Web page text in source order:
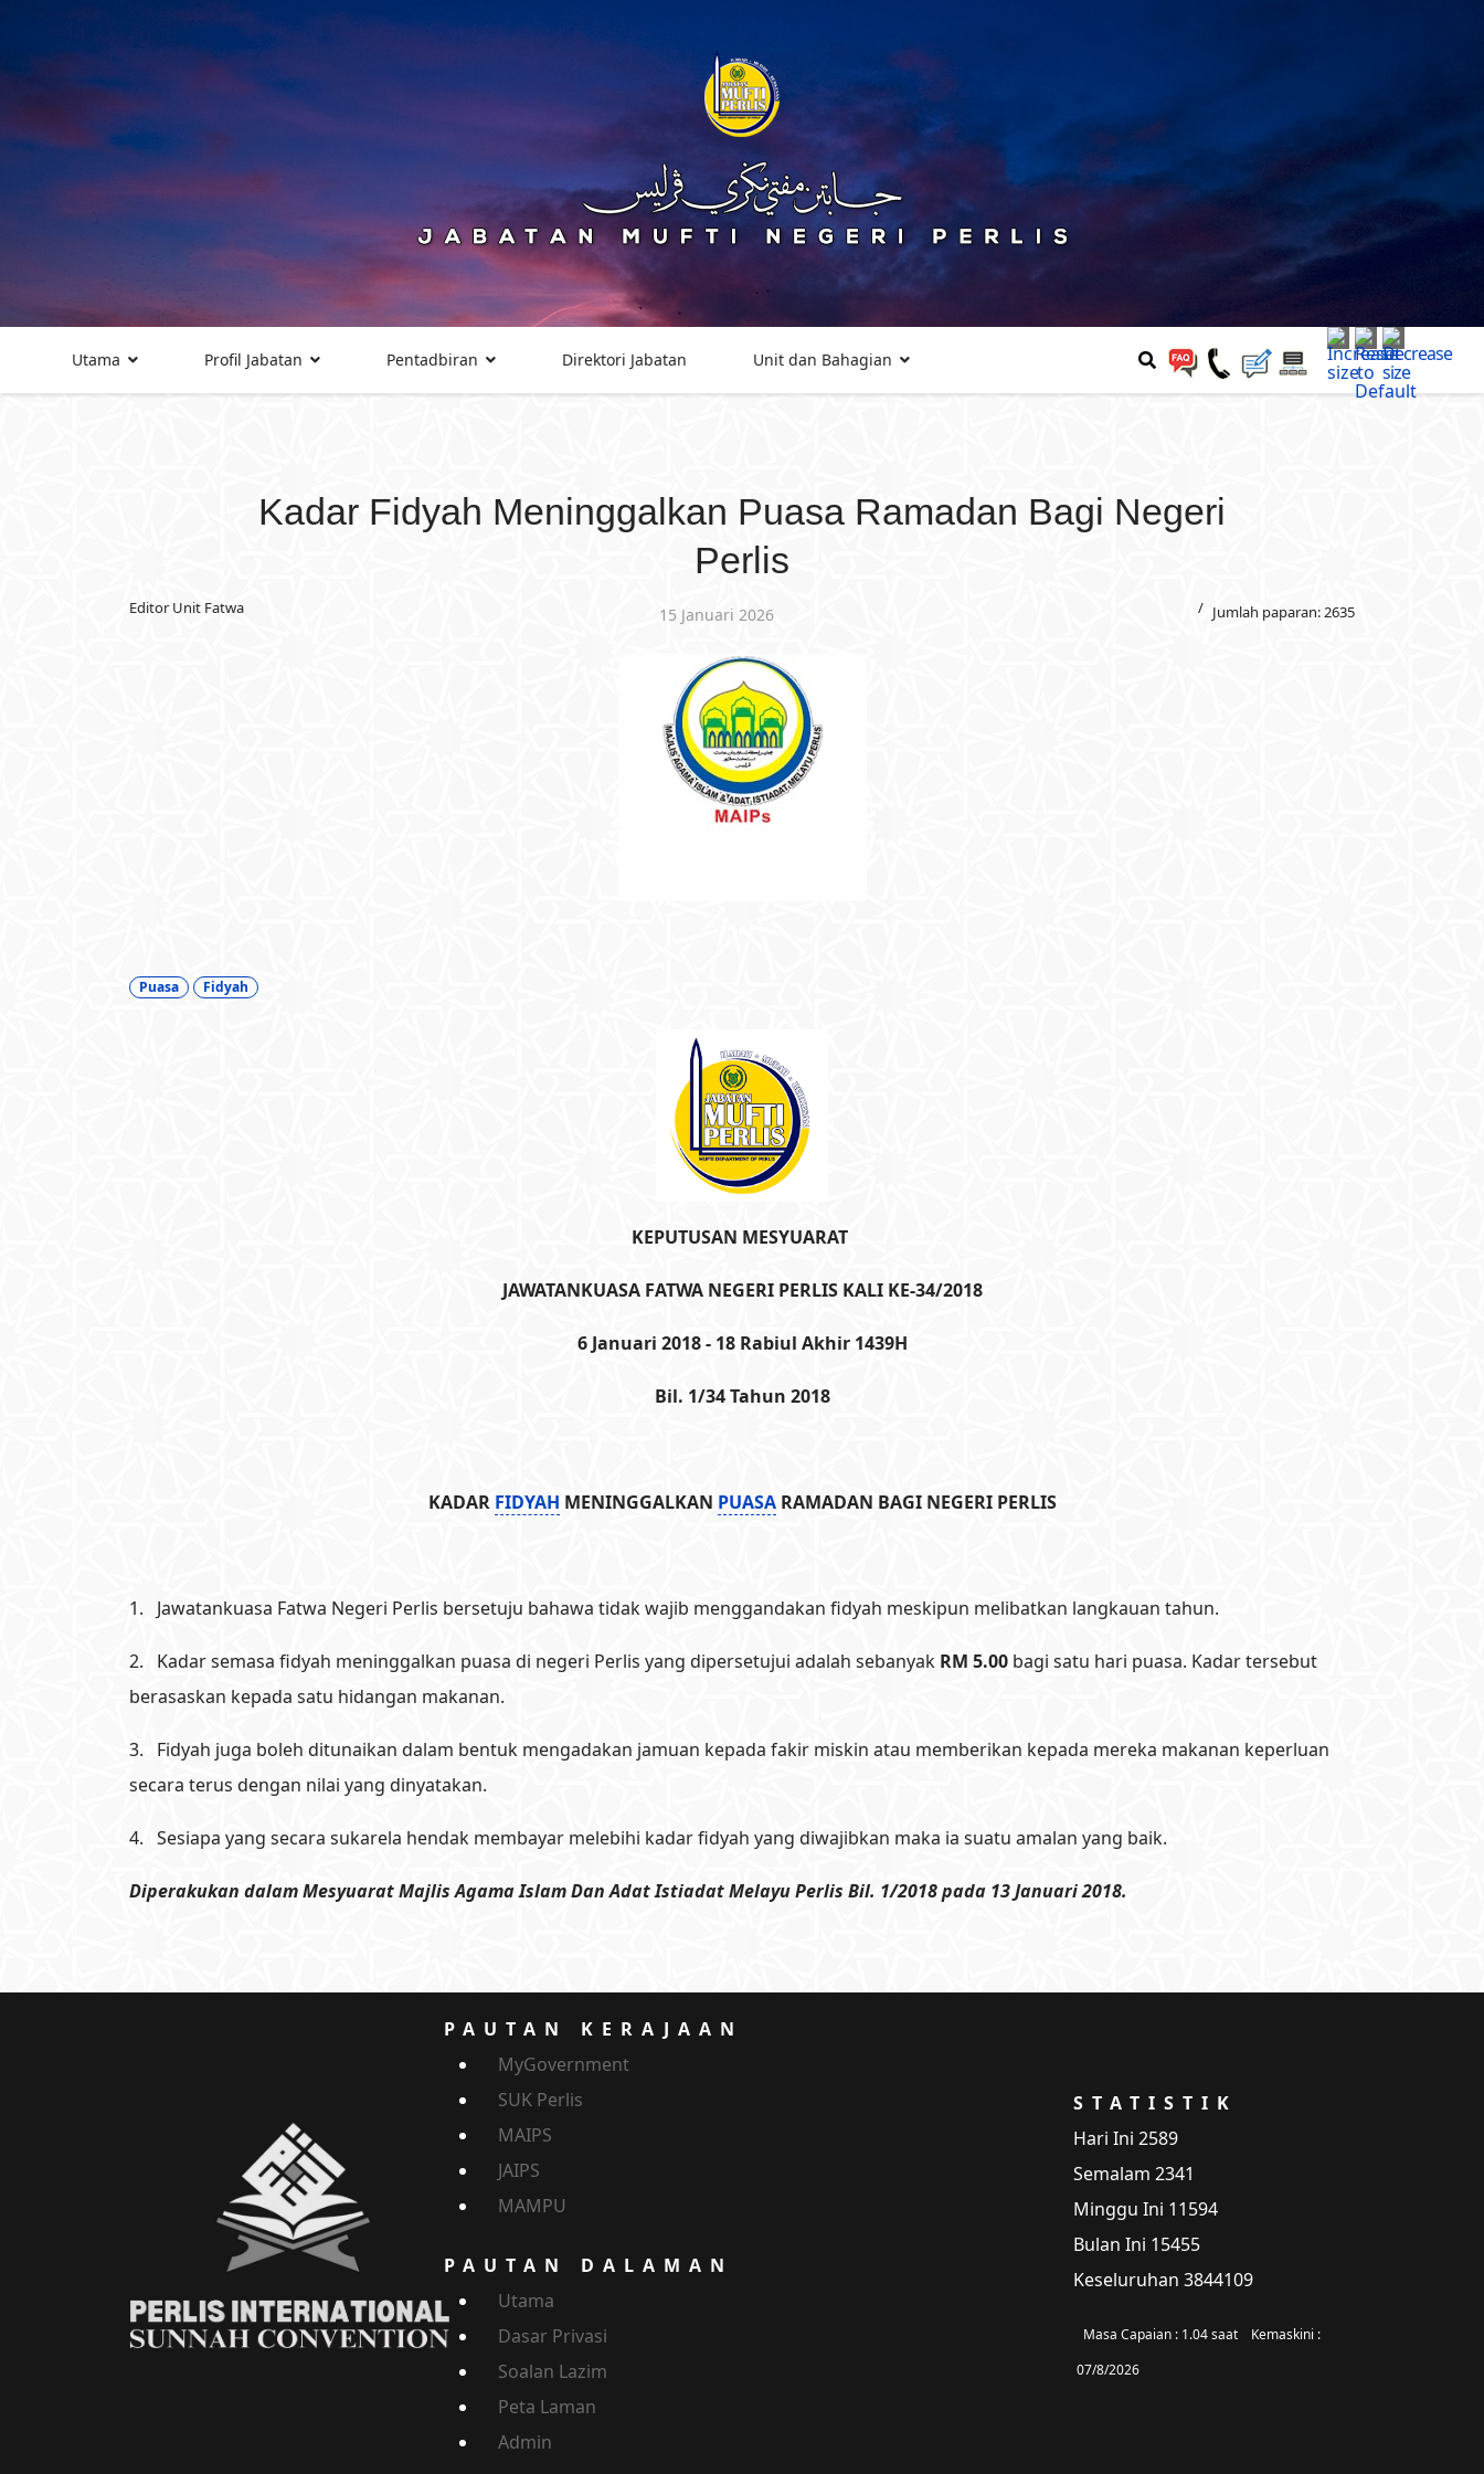
Utama Profil Jabatan Pentadbiran Direktori Jabatan Unit dan Bahagian
Kadar Fidyah Meninggalkan Puasa Ramadan Bagi Negeri
Perlis
Editor Unit Fatwa 15 Januari 2026 Jumlah paparan: 2635
Puasa Fidyah
KEPUTUSAN MESYUARAT
JAWATANKUASA FATWA NEGERI PERLIS KALI KE-34/2018
6 Januari 2018 - 18 Rabiul Akhir 1439H
Bil. 1/34 Tahun 2018
KADAR FIDYAH MENINGGALKAN PUASARAMADAN BAGI NEGERI PERLIS
1. Jawatankuasa Fatwa Negeri Perlis bersetuju bahawa tidak wajib menggandakan fidyah meskipun melibatkan langkauan tahun.
2. Kadar semasa fidyah meninggalkan puasa di negeri Perlis yang dipersetujui adalah sebanyak RM 5.00 bagi satu hari puasa. Kadar tersebut
berasaskan kepada satu hidangan makanan.
3. Fidyah juga boleh ditunaikan dalam bentuk mengadakan jamuan kepada fakir miskin atau memberikan kepada mereka makanan keperluan
secara terus dengan nilai yang dinyatakan.
4. Sesiapa yang secara sukarela hendak membayar melebihi kadar fidyah yang diwajibkan maka ia suatu amalan yang baik.
Diperakukan dalam Mesyuarat Majlis Agama Islam Dan Adat Istiadat Melayu Perlis Bil. 1/2018 pada 13 Januari 2018.
PAUTAN KERAJAAN
MyGovernment
SUK Perlis
MAIPS
JAIPS
MAMPU
PAUTAN DALAMAN
Utama
Dasar Privasi
Soalan Lazim
Peta Laman
Admin
STATISTIK
Hari Ini 2589
Semalam 2341
Minggu Ini 11594
Bulan Ini 15455
Keseluruhan 3844109
Masa Capaian : 1.04 saat Kemaskini :
07/8/2026